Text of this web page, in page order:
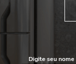
Digite seu nome